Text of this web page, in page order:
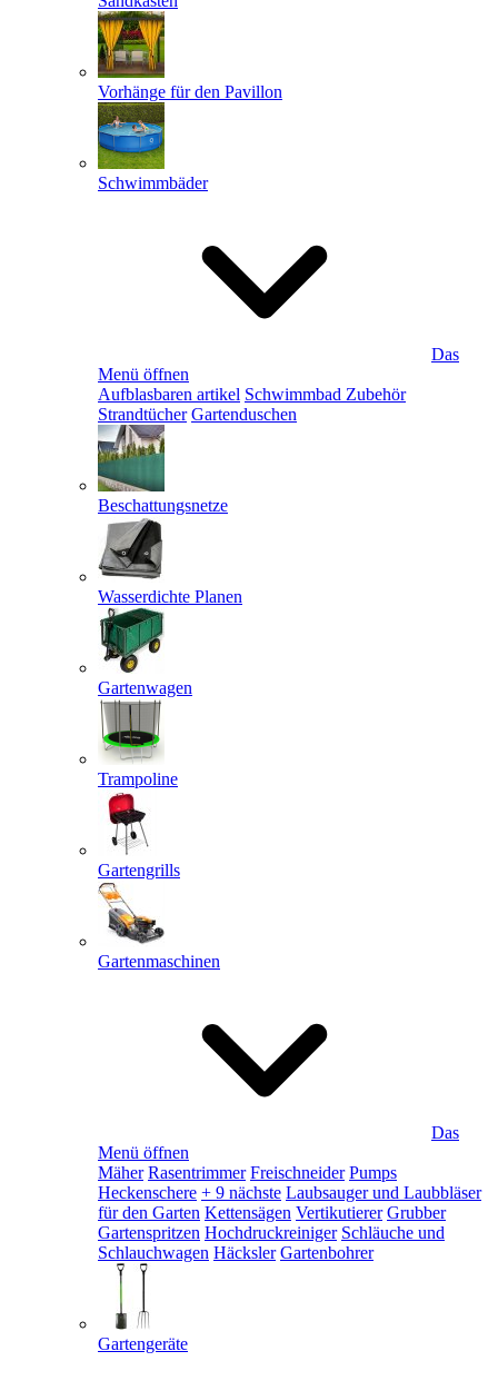
Vorhänge für den Pavillon
Schwimmbäder
Das
Menü öffnen
Aufblasbaren artikel Schwimmbad Zubehör
Strandtücher Gartenduschen
Beschattungsnetze
Wasserdichte Planen
Gartenwagen
Trampoline
Gartengrills
Gartenmaschinen
Das
Menü öffnen
Mäher Rasentrimmer Freischneider Pumps
Heckenschere + 9 nächste Laubsauger und Laubbläser
für den Garten Kettensägen Vertikutierer Grubber
Gartenspritzen Hochdruckreiniger Schläuche und
Schlauchwagen Häcksler Gartenbohrer
Gartengeräte